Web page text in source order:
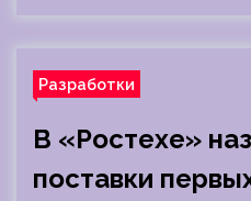
Разработки
В «Ростехе»
поставки